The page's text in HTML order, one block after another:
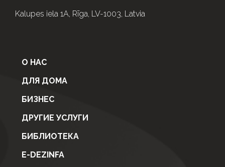
Kalupes iela 1A, Rīga, LV-1003, Latvia
О НАС
ДЛЯ ДОМА
БИЗНЕС
ДРУГИЕ УСЛУГИ
БИБЛИОТЕКА
E-DEZINFA